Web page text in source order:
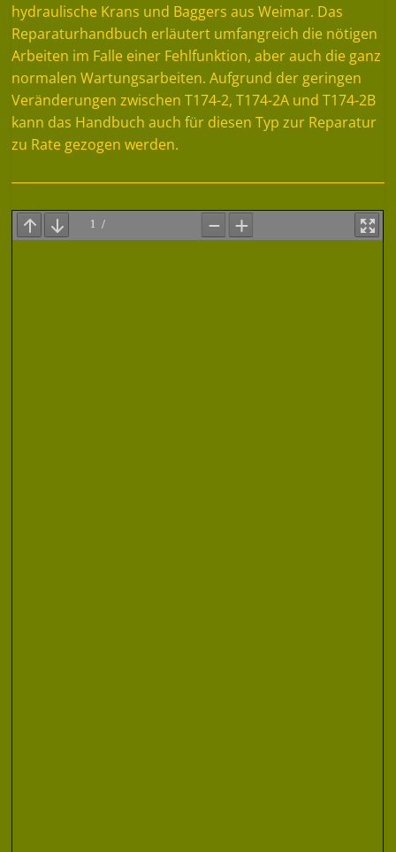
hydraulische Krans und Baggers aus Weimar. Das
Reparaturhandbuch erläutert umfangreich die nötigen
Arbeiten im Falle einer Fehlfunktion, aber auch die ganz
normalen Wartungsarbeiten. Aufgrund der geringen
Veränderungen zwischen T174-2, T174-2A und T174-2B
kann das Handbuch auch für diesen Typ zur Reparatur
zu Rate gezogen werden.